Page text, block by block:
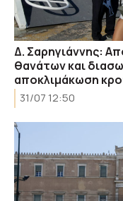
Δ. Σαρηγιάννης:
θανάτων και
αποκλιμάκωση
31/07 12:50